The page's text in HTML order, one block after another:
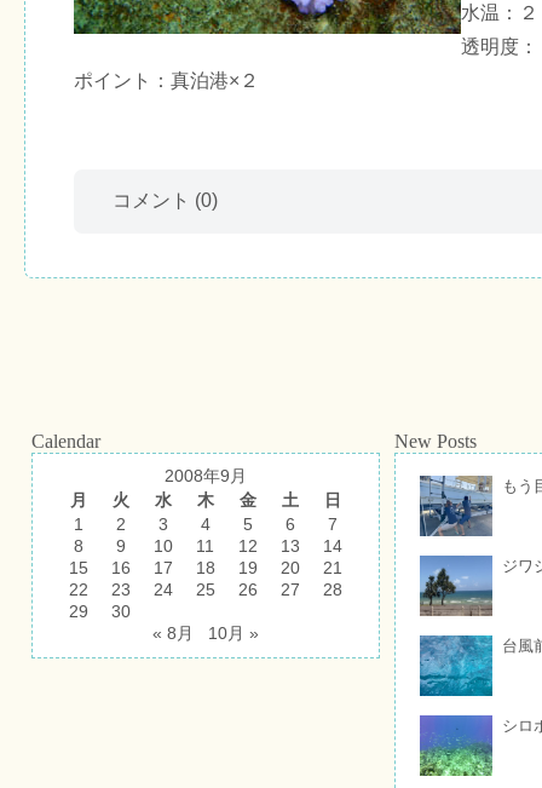
水温：
透明度
ポイント：真泊港×２
コメント (0)
Calendar
2008年9月
月
火 水 木 金 土
日
1
2 3 4 5 6
7
8
9 10 11 12 13
14
15
16 17 18 19 20
21
22
23 24 25 26 27
28
29
30
« 8月
10月 »
New Posts
もう
ジワ
台風
シロ